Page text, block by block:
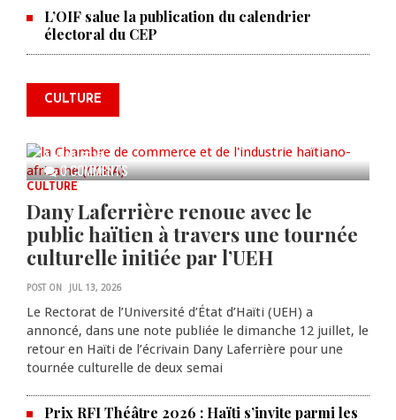
L’OIF salue la publication du calendrier
électoral du CEP
CULTURE
0 COMMENTS
La Chambre de commerce et de
l'industrie haïtiano-africaine
commémorer le 235e
anniversaire de la cérémonie du
AUG 05, 2026
CULTURE
Dany Laferrière renoue avec le
public haïtien à travers une tournée
culturelle initiée par l’UEH
POST ON JUL 13, 2026
Le Rectorat de l’Université d’État d’Haïti (UEH) a
annoncé, dans une note publiée le dimanche 12 juillet, le
retour en Haïti de l’écrivain Dany Laferrière pour une
tournée culturelle de deux semai
Prix RFI Théâtre 2026 : Haïti s’invite parmi les